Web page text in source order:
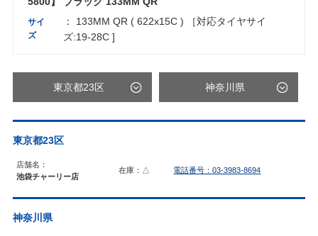
サイ
ズ
： 133MM QR ( 622x15C ) ［対応タイヤサイ
ズ:19-28C ]
東京都23区 神奈川県
東京都23区
店舗名：
池袋チャーリー店
在庫：△ 電話番号：03-3983-8694
神奈川県